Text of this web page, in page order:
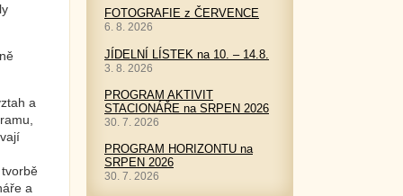
a
a
FOTOGRAFIE z ČERVENCE
6. 8. 2026
JÍDELNÍ LÍSTEK na 10. – 14.8.
3. 8. 2026
PROGRAM AKTIVIT
STACIONÁŘE na SRPEN 2026
30. 7. 2026
PROGRAM HORIZONTU na
SRPEN 2026
30. 7. 2026